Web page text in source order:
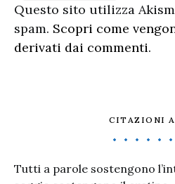
Questo sito utilizza
spam. Scopri come
derivati dai commenti.
CITAZIONI A
Tutti a parole sostengono